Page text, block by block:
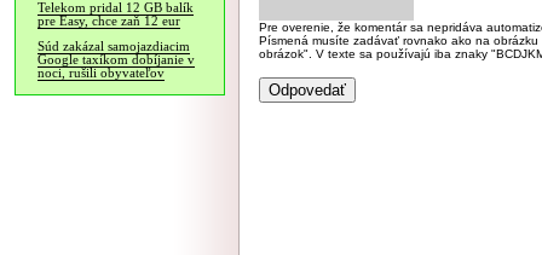
Telekom pridal 12 GB balík
pre Easy, chce zaň 12 eur
Súd zakázal samojazdiacim
Google taxíkom dobíjanie v
noci, rušili obyvateľov
Pre overenie, že komentár sa nepridáva
Písmená musíte zadávať rovnako ako na
obrázok". V texte sa používajú iba znaky